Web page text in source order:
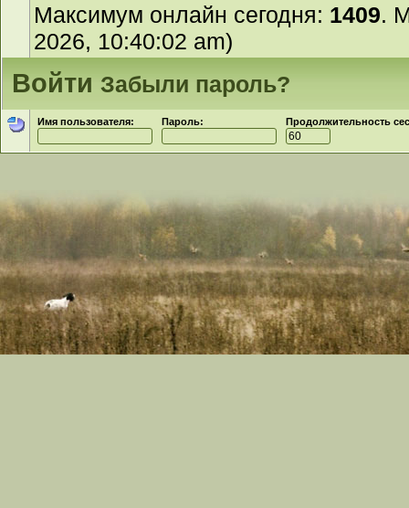
Максимум онлайн сегодня: 1409.
2026, 10:40:02 am)
Войти Забыли пароль?
Имя пользователя: Пароль: Продолжительность